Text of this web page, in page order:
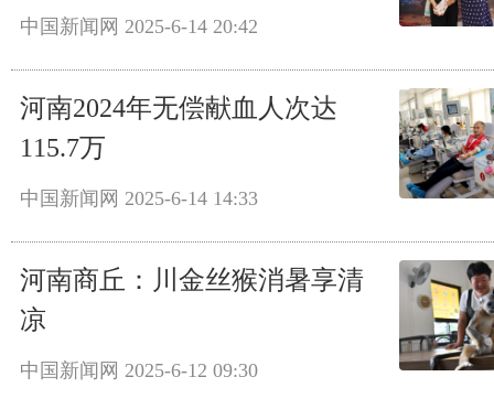
中国新闻网 2025-6-14 20:42
河南2024年无偿献血人次达
115.7万
中国新闻网 2025-6-14 14:33
河南商丘：川金丝猴消暑享清
凉
中国新闻网 2025-6-12 09:30